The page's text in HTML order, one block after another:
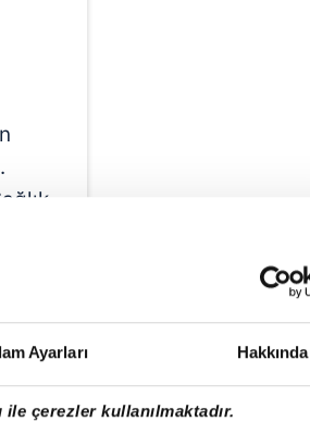
Ayarları Hakkında
çerezler kullanılmaktadır.